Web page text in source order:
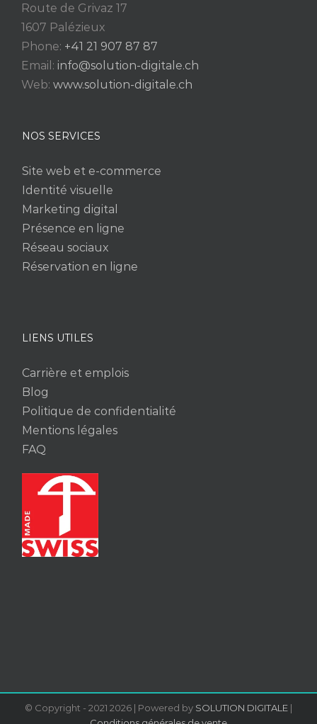
Route de Grivaz 17
1607 Palézieux
Phone: +41 21 907 87 87
Email: info@solution-digitale.ch
Web: www.solution-digitale.ch
NOS SERVICES
Site web et e-commerce
Identité visuelle
Marketing digital
Présence en ligne
Réseau sociaux
Réservation en ligne
LIENS UTILES
Carrière et emplois
Blog
Politique de confidentialité
Mentions légales
FAQ
© Copyright - 2021 2026 | Powered by SOLUTION DIGITALE |